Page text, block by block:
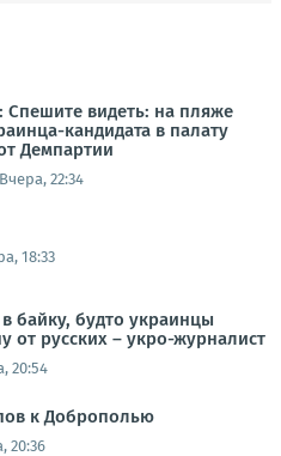
видеть: на пляже
кандидата в палату
Демпартии
Вчера, 22:34
18:33
байку, будто украинцы
от русских – укро-журналист
20:54
к Доброполью
20:36